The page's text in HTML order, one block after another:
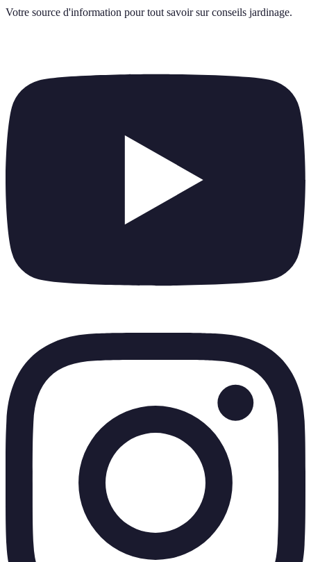
Votre source d'information pour tout savoir sur conseils jardinage.